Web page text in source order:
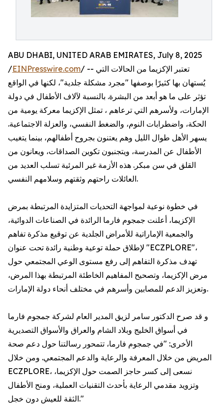
ABU DHABI, UNITED ARAB EMIRATES, July 8, 2025
/EINPresswire.com/ -- تعتبر الإكزيما من الحالات التي
يُستهان بها كثيرًا بوصفها "مجرد مشكلة جلدية"، لكنها في الواقع
تؤثر على ما هو أبعد من البشرة. بالنسبة لآلاف الأطفال في دولة
الإمارات، ولأسرهم التي ترعاهم ، تمثل الإكزيما معركة يومية من
الحكة، واضطرابات النوم، والضغط النفسي، والعزلة الاجتماعية.
يسهر الأهل طوال الليل وهم يعتنون بجروح أطفالهم، بينما يتغيب
الأطفال عن المدرسة، ويتجنبون تكوين الصداقات، ويعانون من
القلق في سن مبكر. هذه الأزمة غير المرئية تسلب العديد من
العائلات راحتهم وثقتهم وسلامهم النفسي.
في خطوة نوعية لمواجهة التحديات المتزايدة المرتبطة بمرض
الإكزيما، أعلنت جمجوم فارما الرائدة في الصناعات الدوائية،
والجمعية الإماراتية للأمراض الجلدية عن توقيع مذكرة تفاهم
لإطلاق حملة توعية وطنية رائدة تحت عنوان "ECZPLORE"،
تهدف مذكرة التفاهم إلى رفع مستوى الوعي المجتمعي حول
مرض الإكزيما، وتصحيح المفاهيم الخاطئة المرتبطة بهذا المرض،
وتعزيز الدعم للمصابين وأسرهم في مختلف أنحاء دولة الإمارات.
و قد صرح الدكتور سامر لزيق المدير العام لشركة جمجوم فارما
في أسواق الخليج وبلاد الشام والعراق والأسواق التصديرية
الأخرى: "في جمجوم فارما، تتمحور رسالتنا حول دعم صحة
المريض من خلال المعرفة والرعاية والدعم المجتمعي. ومن خلال
ECZPLORE، نسعى إلى كسر حاجز الصمت حول الإكزيما،
وتزويد مقدمي الرعاية بأحدث التقنيات العملية، ومنح الأطفال
الثقة للعيش دون خجل."